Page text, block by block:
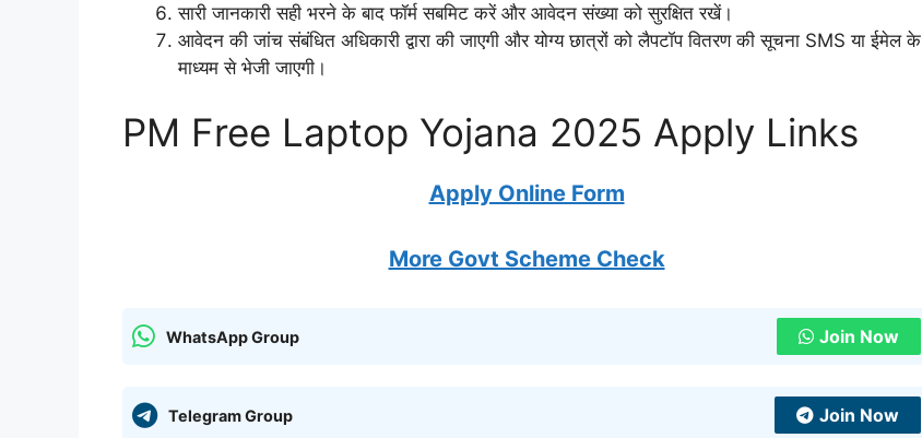
सारी जानकारी सही भरने के बाद फॉर्म सबमिट करें और आवेदन संख्या को सुरक्षित रखें।
आवेदन की जांच संबंधित अधिकारी द्वारा की जाएगी और योग्य छात्रों को लैपटॉप वितरण की सूचना SMS या ईमेल के
माध्यम से भेजी जाएगी।
PM Free Laptop Yojana 2025 Apply Links
Apply Online Form
More Govt Scheme Check
WhatsApp Group Join Now
Telegram Group Join Now